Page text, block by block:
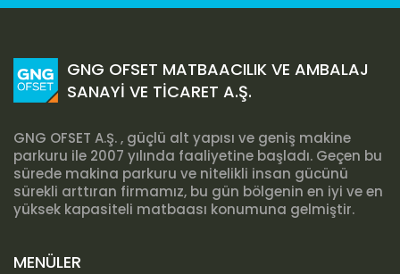
GNG OFSET MATBAACILIK VE AMBALAJ
SANAYİ VE TİCARET A.Ş.
GNG OFSET A.Ş. , güçlü alt yapısı ve geniş makine
parkuru ile 2007 yılında faaliyetine başladı. Geçen bu
sürede makina parkuru ve nitelikli insan gücünü
sürekli arttıran firmamız, bu gün bölgenin en iyi ve en
yüksek kapasiteli matbaası konumuna gelmiştir.
MENÜLER